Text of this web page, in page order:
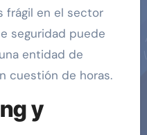
frágil en el sector
seguridad puede
entidad de
cuestión de horas.
y